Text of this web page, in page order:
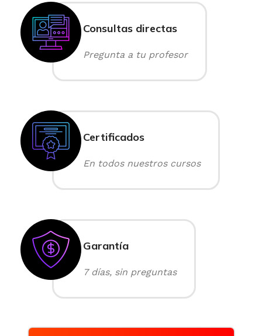
Consultas directas
Pregunta a tu profesor
Certificados
En todos nuestros cursos
Garantía
7 días, sin preguntas